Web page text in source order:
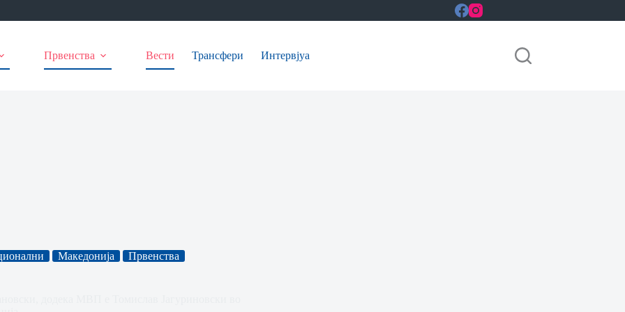
Првенства Вести Трансфери Интервјуа
Македонија Првенства